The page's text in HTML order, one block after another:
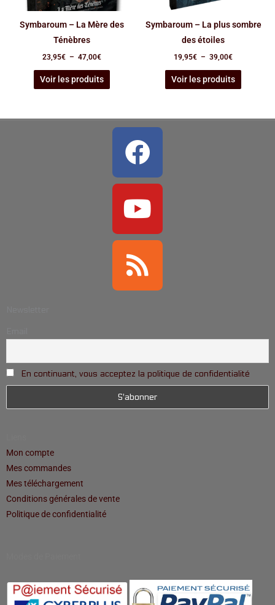
Symbaroum – La Mère des
Ténèbres
23,95€ – 47,00€
Voir les produits
Symbaroum – La plus sombre
des étoiles
19,95€ – 39,00€
Voir les produits
Facebook
Youtube
Rss
En continuant, vous acceptez la politique de confidentialité
Mon compte
Mes commandes
Mes téléchargement
Conditions générales de vente
Politique de confidentialité